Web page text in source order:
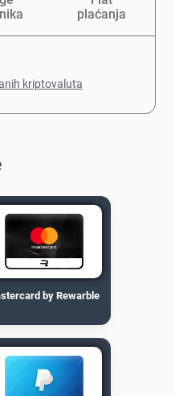
plaćanja
kriptovaluta
by Rewarble